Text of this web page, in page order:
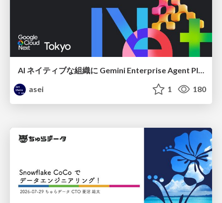
AI ネイティブな組織に Gemini Enterprise Agent Platform がなぜ必要なのか
asei
1 180